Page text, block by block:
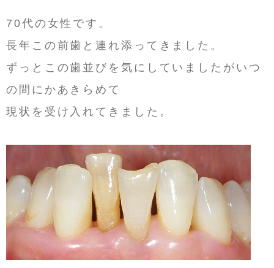
70代の女性です。
長年この前歯と連れ添ってきました。
ずっとこの歯並びを気にしていましたがいつ
の間にかあきらめて
現状を受け入れてきました。